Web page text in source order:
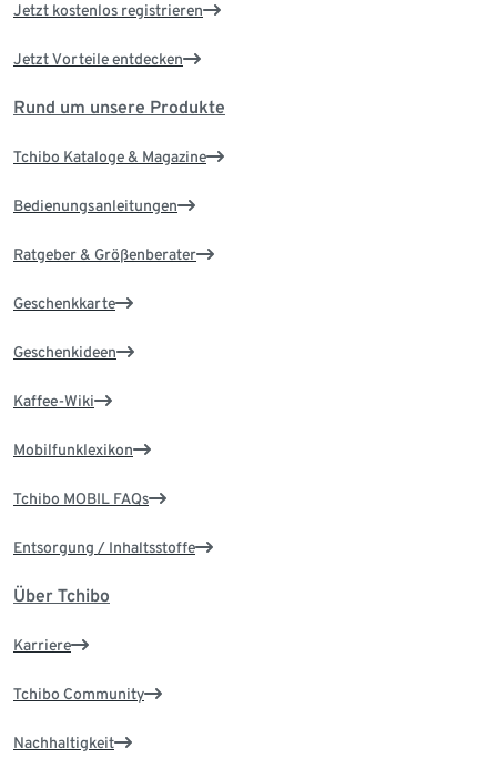
Jetzt kostenlos registrieren
Jetzt Vorteile entdecken
Rund um unsere Produkte
Tchibo Kataloge & Magazine
Bedienungsanleitungen
Ratgeber & Größenberater
Geschenkkarte
Geschenkideen
Kaffee-Wiki
Mobilfunklexikon
Tchibo MOBIL FAQs
Entsorgung / Inhaltsstoffe
Über Tchibo
Karriere
Tchibo Community
Nachhaltigkeit